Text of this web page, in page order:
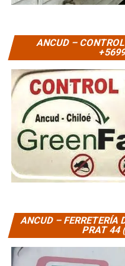
ANCUD –
ANCUD – FERRETERÍA
PRAT 44